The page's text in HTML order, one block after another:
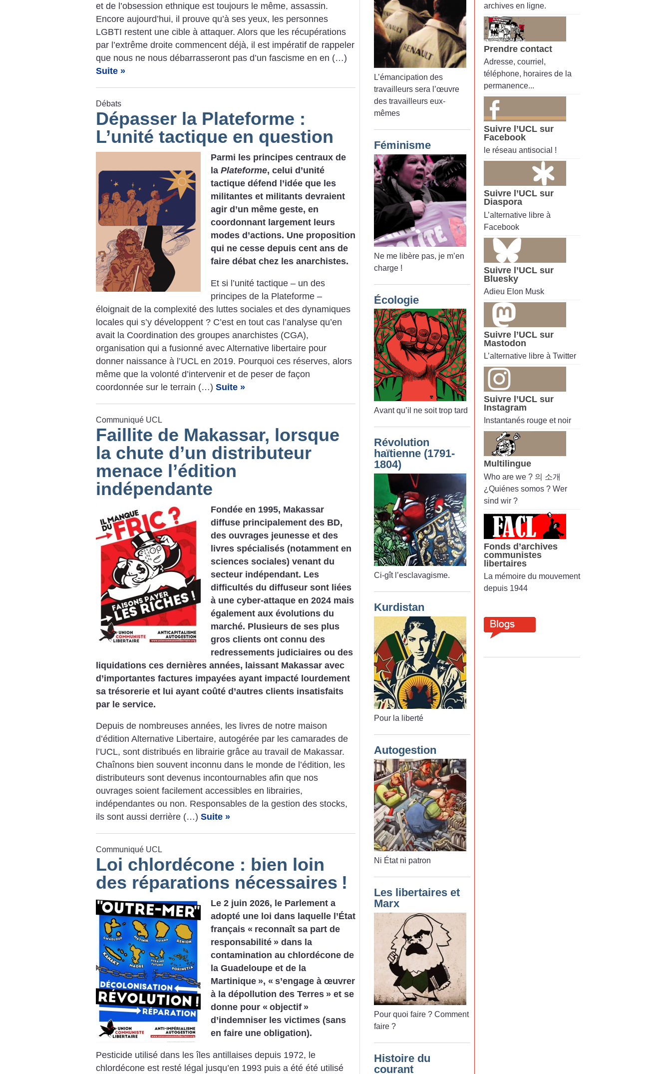
et de l’obsession ethnique est toujours le même, assassin.
Encore aujourd’hui, il prouve qu’à ses yeux, les personnes
LGBTI restent une cible à attaquer. Alors que les récupérations
par l’extrême droite commencent déjà, il est impératif de rappeler
que nous ne nous débarrasseront pas d’un fascisme en en (…)
Suite »
Débats
Dépasser la Plateforme :
L’unité tactique en question
Parmi les principes centraux de
la Plateforme, celui d’unité
tactique défend l’idée que les
militantes et militants devraient
agir d’un même geste, en
coordonnant largement leurs
modes d’actions. Une proposition
qui ne cesse depuis cent ans de
faire débat chez les anarchistes.
Et si l’unité tactique – un des
principes de la Plateforme –
éloignait de la complexité des luttes sociales et des dynamiques
locales qui s’y développent ? C’est en tout cas l’analyse qu’en
avait la Coordination des groupes anarchistes (CGA),
organisation qui a fusionné avec Alternative libertaire pour
donner naissance à l’UCL en 2019. Pourquoi ces réserves, alors
même que la volonté d’intervenir et de peser de façon
coordonnée sur le terrain (…) Suite »
Communiqué UCL
Faillite de Makassar, lorsque
la chute d’un distributeur
menace l’édition
indépendante
Fondée en 1995, Makassar
diffuse principalement des BD,
des ouvrages jeunesse et des
livres spécialisés (notamment en
sciences sociales) venant du
secteur indépendant. Les
difficultés du diffuseur sont liées
à une cyber-attaque en 2024 mais
également aux évolutions du
marché. Plusieurs de ses plus
gros clients ont connu des
redressements judiciaires ou des
liquidations ces dernières années, laissant Makassar avec
d’importantes factures impayées ayant impacté lourdement
sa trésorerie et lui ayant coûté d’autres clients insatisfaits
par le service.
Depuis de nombreuses années, les livres de notre maison
d’édition Alternative Libertaire, autogérée par les camarades de
l’UCL, sont distribués en librairie grâce au travail de Makassar.
Chaînons bien souvent inconnu dans le monde de l’édition, les
distributeurs sont devenus incontournables afin que nos
ouvrages soient facilement accessibles en librairies,
indépendantes ou non. Responsables de la gestion des stocks,
ils sont aussi derrière (…) Suite »
Communiqué UCL
Loi chlordécone : bien loin
des réparations nécessaires !
Le 2 juin 2026, le Parlement a
adopté une loi dans laquelle l’État
français « reconnaît sa part de
responsabilité » dans la
contamination au chlordécone de
la Guadeloupe et de la
Martinique », « s’engage à œuvrer
à la dépollution des Terres » et se
donne pour « objectif »
d’indemniser les victimes (sans
en faire une obligation).
Pesticide utilisé dans les îles antillaises depuis 1972, le
chlordécone est resté légal jusqu’en 1993 puis a été été utilisé
L’émancipation des
travailleurs sera l’œuvre
des travailleurs eux-
mêmes
Féminisme
Ne me libère pas, je m’en
charge !
Écologie
Avant qu’il ne soit trop tard
Révolution
haïtienne (1791-
1804)
Ci-gît l’esclavagisme.
Kurdistan
Pour la liberté
Autogestion
Ni État ni patron
Les libertaires et
Marx
Pour quoi faire ? Comment
faire ?
Histoire du
courant
archives en ligne.
Prendre contact
Adresse, courriel,
téléphone, horaires de la
permanence...
Suivre l’UCL sur
Facebook
le réseau antisocial !
Suivre l’UCL sur
Diaspora
L’alternative libre à
Facebook
Suivre l’UCL sur
Bluesky
Adieu Elon Musk
Suivre l’UCL sur
Mastodon
L’alternative libre à Twitter
Suivre l’UCL sur
Instagram
Instantanés rouge et noir
Multilingue
Who are we ? 의 소개
¿Quiénes somos ? Wer
sind wir ?
Fonds d’archives
communistes
libertaires
La mémoire du mouvement
depuis 1944